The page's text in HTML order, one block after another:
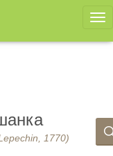
1770)